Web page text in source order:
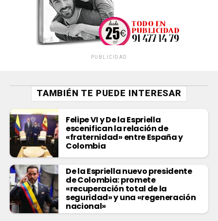
PUBLICIDAD
TAMBIÉN TE PUEDE INTERESAR
Felipe VI y De la Espriella
escenifican la relación de
«fraternidad» entre España y
Colombia
De la Espriella nuevo presidente
de Colombia: promete
«recuperación total de la
seguridad» y una «regeneración
nacional»